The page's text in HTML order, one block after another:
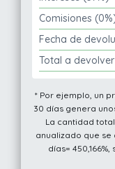
Comisiones
Fecha de
Total a devolver
* Por ejemplo, un
30 días genera
La cantidad
anualizado que se
días= 450,166%,